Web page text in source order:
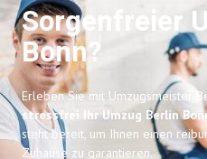
Sorgenfreier
Bonn?
Erleben Sie mit Umzugsmeister
stressfrei Ihr Umzug Berlin
steht bereit, um Ihnen einen
Zuhause zu garantieren.